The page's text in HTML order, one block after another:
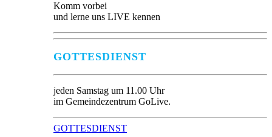
Komm vorbei
und lerne uns LIVE kennen
GOTTESDIENST
jeden Samstag um 11.00 Uhr
im Gemeindezentrum GoLive.
GOTTESDIENST